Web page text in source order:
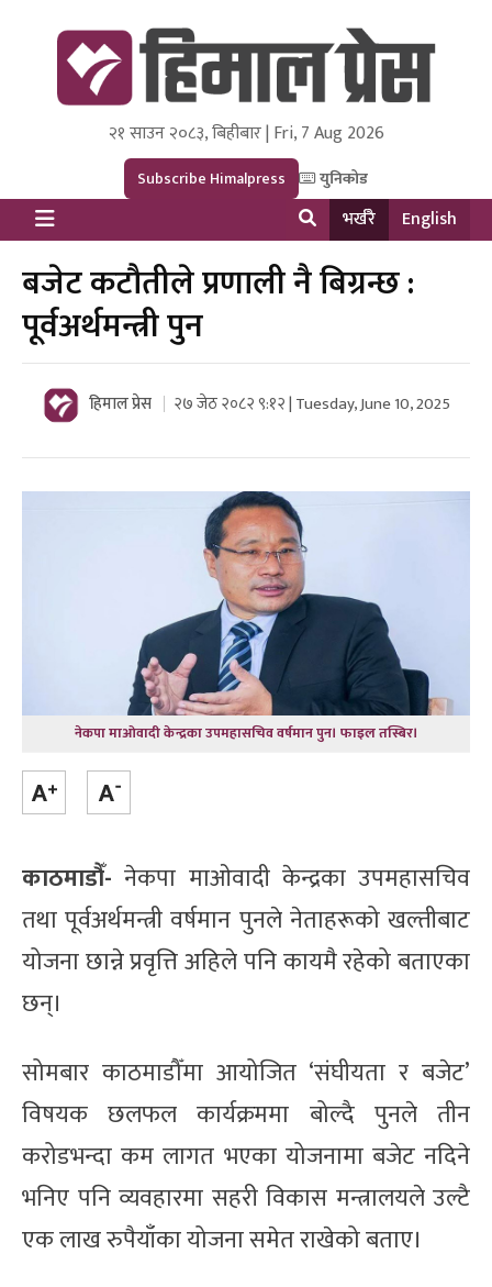
Himal Press
Dot NewsyNepal Media and Research Pvt Ltd.
२१ साउन २०८३, बिहीबार | Fri, 7 Aug 2026
Subscribe Himalpress युनिकोड
भर्खरै English
बजेट कटौतीले प्रणाली नै बिग्रन्छ :
पूर्वअर्थमन्त्री पुन
हिमाल प्रेस २७ जेठ २०८२ ९:१२ | Tuesday, June 10, 2025
नेकपा माओवादी केन्द्रका उपमहासचिव वर्षमान पुन। फाइल तस्बिर।
काठमाडौँ- नेकपा माओवादी केन्द्रका उपमहासचिव
तथा पूर्वअर्थमन्त्री वर्षमान पुनले नेताहरूको खल्तीबाट
योजना छान्ने प्रवृत्ति अहिले पनि कायमै रहेको बताएका
छन्।
सोमबार काठमाडौँमा आयोजित ‘संघीयता र बजेट’
विषयक छलफल कार्यक्रममा बोल्दै पुनले तीन
करोडभन्दा कम लागत भएका योजनामा बजेट नदिने
भनिए पनि व्यवहारमा सहरी विकास मन्त्रालयले उल्टै
एक लाख रुपैयाँका योजना समेत राखेको बताए।